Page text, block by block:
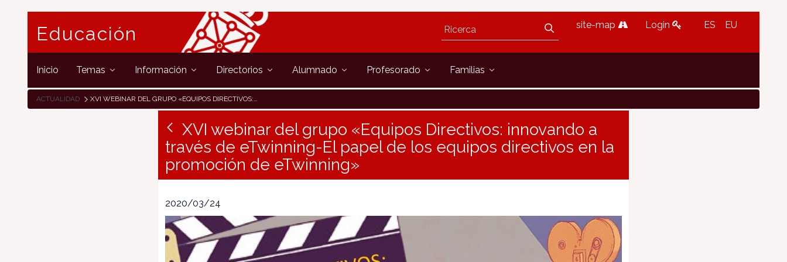
Educación site-map Login ES EU
Inicio Temas Información Directorios Alumnado Profesorado Familias
ACTUALIDAD XVI WEBINAR DEL GRUPO «EQUIPOS DIRECTIVOS: INNOVANDO A TRAVÉS DE ETWINNING-EL PAPEL DE LOS EQUIPOS DIRECTIVOS EN LA PROMOCIÓN DE ETWINNING»
XVI webinar del grupo «Equipos Directivos: innovando a
través de eTwinning-El papel de los equipos directivos en la
promoción de eTwinning»
2020/03/24